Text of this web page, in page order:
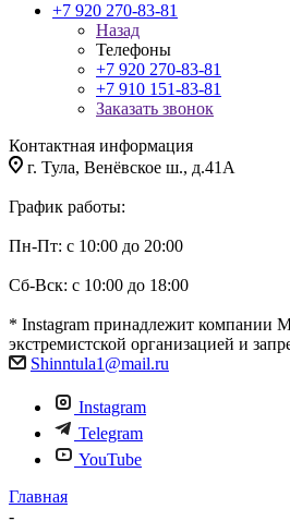
+7 920 270-83-81
Назад
Телефоны
+7 920 270-83-81
+7 910 151-83-81
Заказать звонок
Контактная информация
г. Тула, Венёвское ш., д.41А
График работы:
Пн-Пт: с 10:00 до 20:00
Сб-Вск: с 10:00 до 18:00
* Instagram принадлежит компании
экстремистской организацией и
Shinntula1@mail.ru
Instagram
Telegram
YouTube
Главная
-